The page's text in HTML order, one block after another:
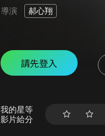
導演 郝心翔
請先登入
我的星等
影片給分